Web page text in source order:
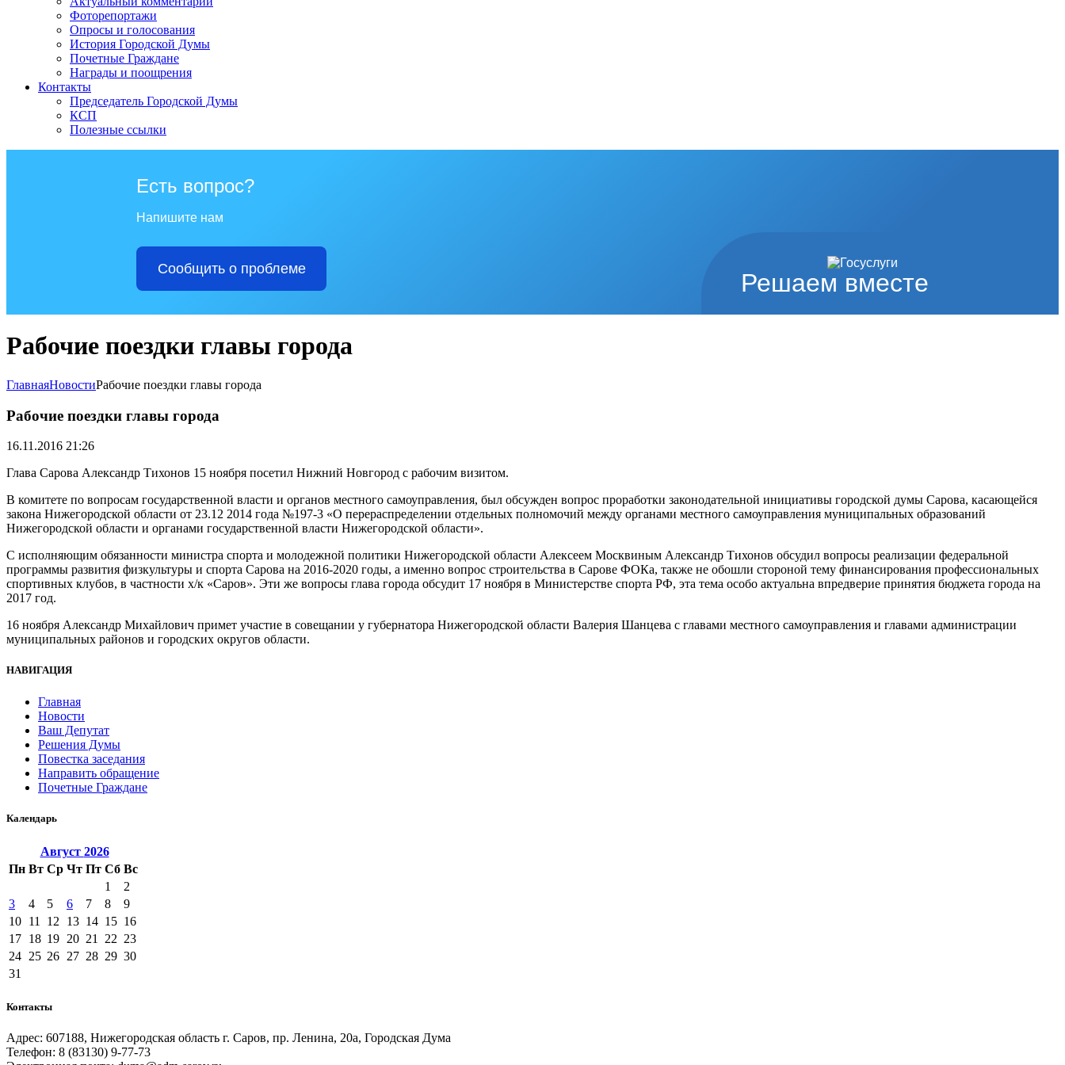
Фоторепортажи
Опросы и голосования
История Городской Думы
Почетные Граждане
Награды и поощрения
Контакты
Председатель Городской Думы
КСП
Полезные ссылки
Решаем вместе
Есть вопрос?
Напишите нам
Сообщить о проблеме
Рабочие поездки главы города
ГлавнаяНовостиРабочие поездки главы города
Рабочие поездки главы города
16.11.2016 21:26
Глава Сарова Александр Тихонов 15 ноября посетил Нижний Новгород с рабочим визитом.
В комитете по вопросам государственной власти и органов местного самоуправления, был обсужден вопрос проработки законодательной инициативы городской думы Сарова, касающейся
закона Нижегородской области от 23.12 2014 года №197-3 «О перераспределении отдельных полномочий между органами местного самоуправления муниципальных образований
Нижегородской области и органами государственной власти Нижегородской области».
С исполняющим обязанности министра спорта и молодежной политики Нижегородской области Алексеем Москвиным Александр Тихонов обсудил вопросы реализации федеральной
программы развития физкультуры и спорта Сарова на 2016-2020 годы, а именно вопрос строительства в Сарове ФОКа, также не обошли стороной тему финансирования профессиональных
спортивных клубов, в частности х/к «Саров». Эти же вопросы глава города обсудит 17 ноября в Министерстве спорта РФ, эта тема особо актуальна впредверие принятия бюджета города на
2017 год.
16 ноября Александр Михайлович примет участие в совещании у губернатора Нижегородской области Валерия Шанцева с главами местного самоуправления и главами администрации
муниципальных районов и городских округов области.
НАВИГАЦИЯ
Главная
Новости
Ваш Депутат
Решения Думы
Повестка заседания
Направить обращение
Почетные Граждане
Календарь
Август 2026
Пн Вт Ср Чт Пт Сб Вс
1
2
3
4 5 6 7 8
9
10 11 12 13 14 15 16
17 18 19 20 21 22 23
24 25 26 27 28 29 30
31
Контакты
Адрес: 607188, Нижегородская область г. Саров, пр. Ленина, 20а, Городская Дума
Телефон: 8 (83130) 9-77-73